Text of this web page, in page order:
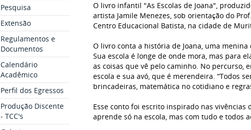
Pesquisa
Extensão
Regulamentos e
Documentos
Calendário
Acadêmico
Perfil dos Egressos
Produção Discente
- TCC's
O livro infantil "As Escolas de Joana",
artista Jamile Menezes, sob orientação do
Centro Educacional Batista, na cidade de
O livro conta a história de Joana, uma
Sua escola é longe de onde mora, mas para
as coisas que vê pelo caminho. No percurso,
escola e sua avó, que é merendeira. “Todos
brincadeiras, matemática no cotidiano e
Esse conto foi escrito inspirado nas
aprende só na escola, mas com tudo e todos